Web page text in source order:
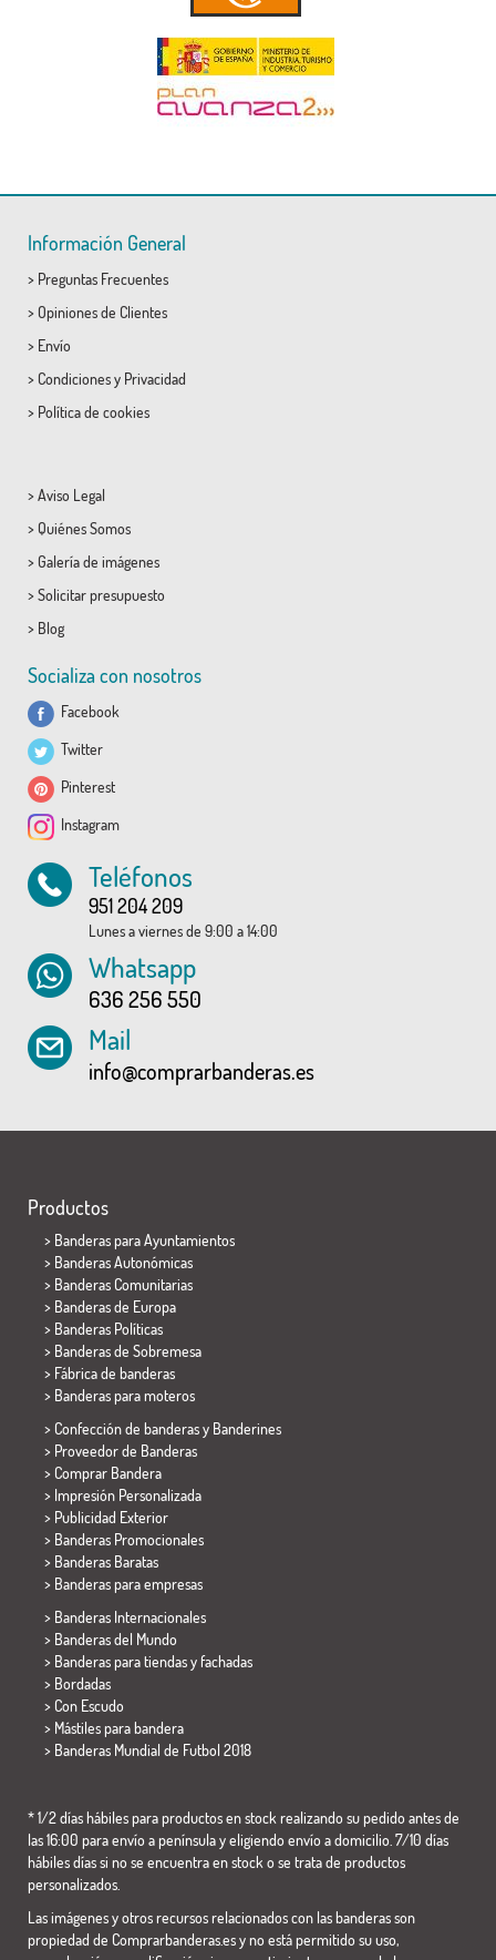
Información General
> Preguntas Frecuentes
> Opiniones de Clientes
> Envío
> Condicionesy Privacidad
> Política de cookies
> Aviso Legal
> Quiénes Somos
> Galería de imágenes
> Solicitar presupuesto
> Blog
Socializa con nosotros
Facebook
Twitter
Pinterest
Instagram
Teléfonos
951 204 209
Lunes a viernes de 9:00 a 14:00
Whatsapp
636 256 550
Mail
info@comprarbanderas.es
Productos
> Banderas para Ayuntamientos
> Banderas Autonómicas
> Banderas Comunitarias
> Banderas de Europa
> Banderas Políticas
> Banderas de Sobremesa
> Fábrica de banderas
> Banderas para moteros
> Confección de banderas y Banderines
> Proveedor de Banderas
> Comprar Bandera
> Impresión Personalizada
> Publicidad Exterior
> Banderas Promocionales
> Banderas Baratas
> Banderas para empresas
> Banderas Internacionales
> Banderas del Mundo
> Banderas para tiendas y fachadas
> Bordadas
> Con Escudo
> Mástiles para bandera
> Banderas Mundial de Futbol 2018
* 1/2 días hábiles para productos en stock realizando su pedido antes de
las 16:00 para envío a península y eligiendo envío a domicilio. 7/10 días
hábiles días si no se encuentra en stock o se trata de productos
personalizados.
Las imágenes y otros recursos relacionados con las banderas son
propiedad de Comprarbanderas.es y no está permitido su uso,